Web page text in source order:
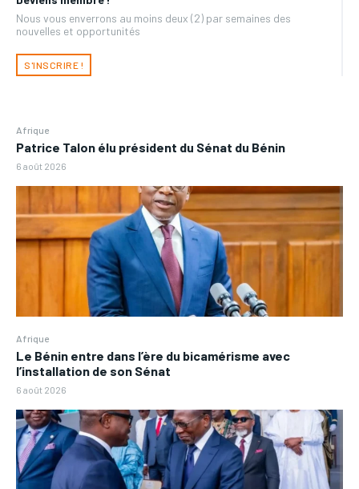
Nous vous enverrons au moins deux (2) par semaines des
nouvelles et opportunités
S'INSCRIRE !
Afrique
Patrice Talon élu président du Sénat du Bénin
6 août 2026
Afrique
Le Bénin entre dans l’ère du bicamérisme avec
l’installation de son Sénat
6 août 2026